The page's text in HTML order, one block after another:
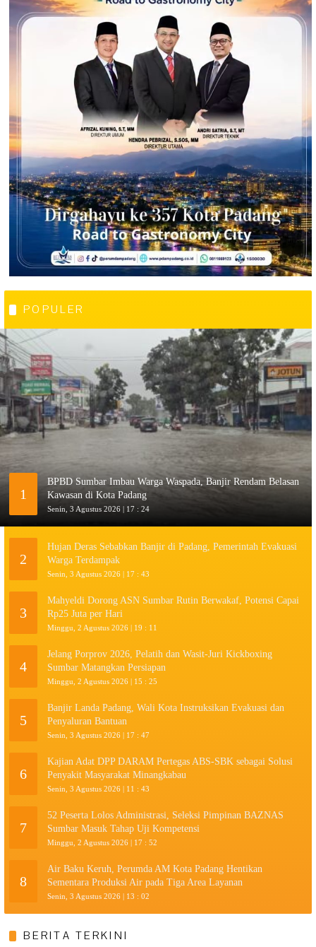
POPULER
1
BPBD Sumbar Imbau Warga Waspada, Banjir Rendam Belasan
Kawasan di Kota Padang
Senin, 3 Agustus 2026 | 17 : 24
2
Hujan Deras Sebabkan Banjir di Padang, Pemerintah Evakuasi
Warga Terdampak
Senin, 3 Agustus 2026 | 17 : 43
3
Mahyeldi Dorong ASN Sumbar Rutin Berwakaf, Potensi Capai
Rp25 Juta per Hari
Minggu, 2 Agustus 2026 | 19 : 11
4
Jelang Porprov 2026, Pelatih dan Wasit-Juri Kickboxing
Sumbar Matangkan Persiapan
Minggu, 2 Agustus 2026 | 15 : 25
5
Banjir Landa Padang, Wali Kota Instruksikan Evakuasi dan
Penyaluran Bantuan
Senin, 3 Agustus 2026 | 17 : 47
6
Kajian Adat DPP DARAM Pertegas ABS-SBK sebagai Solusi
Penyakit Masyarakat Minangkabau
Senin, 3 Agustus 2026 | 11 : 43
7
52 Peserta Lolos Administrasi, Seleksi Pimpinan BAZNAS
Sumbar Masuk Tahap Uji Kompetensi
Minggu, 2 Agustus 2026 | 17 : 52
8
Air Baku Keruh, Perumda AM Kota Padang Hentikan
Sementara Produksi Air pada Tiga Area Layanan
Senin, 3 Agustus 2026 | 13 : 02
BERITA TERKINI